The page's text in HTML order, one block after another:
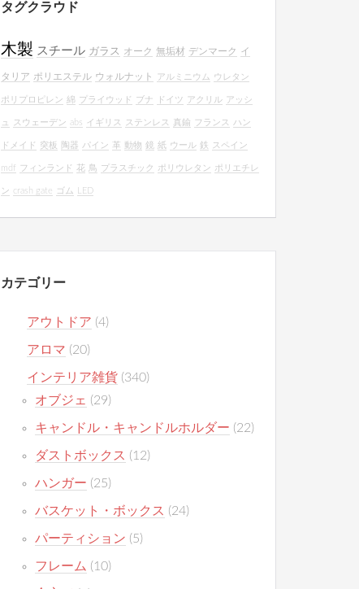
タグクラウド
木製 スチール ガラス オーク 無垢材 デンマーク イ
タリア ポリエステル ウォルナット アルミニウム ウレタン
ポリプロピレン 綿 プライウッド ブナ ドイツ アクリル アッシ
ュ スウェーデン abs イギリス ステンレス 真鍮 フランス ハン
ドメイド 突板 陶器 パイン 革 動物 鏡 紙 ウール 鉄 スペイン
mdf フィンランド 花 鳥 プラスチック ポリウレタン ポリエチレ
ン crash gate ゴム LED
カテゴリー
アウトドア (4)
アロマ (20)
インテリア雑貨 (340)
オブジェ (29)
キャンドル・キャンドルホルダー (22)
ダストボックス (12)
ハンガー (25)
バスケット・ボックス (24)
パーティション (5)
フレーム (10)